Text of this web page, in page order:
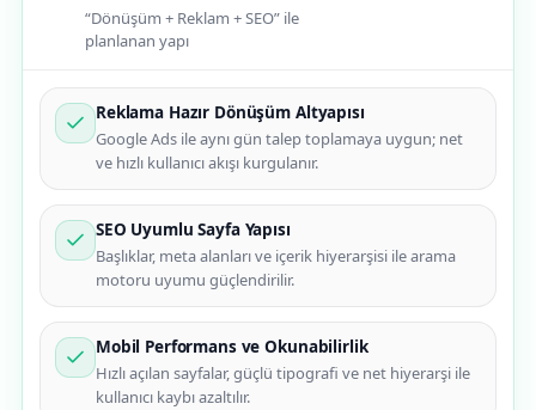
“Dönüşüm + Reklam + SEO” ile
planlanan yapı
Reklama Hazır Dönüşüm Altyapısı
Google Ads ile aynı gün talep toplamaya uygun; net
ve hızlı kullanıcı akışı kurgulanır.
SEO Uyumlu Sayfa Yapısı
Başlıklar, meta alanları ve içerik hiyerarşisi ile arama
motoru uyumu güçlendirilir.
Mobil Performans ve Okunabilirlik
Hızlı açılan sayfalar, güçlü tipografi ve net hiyerarşi ile
kullanıcı kaybı azaltılır.